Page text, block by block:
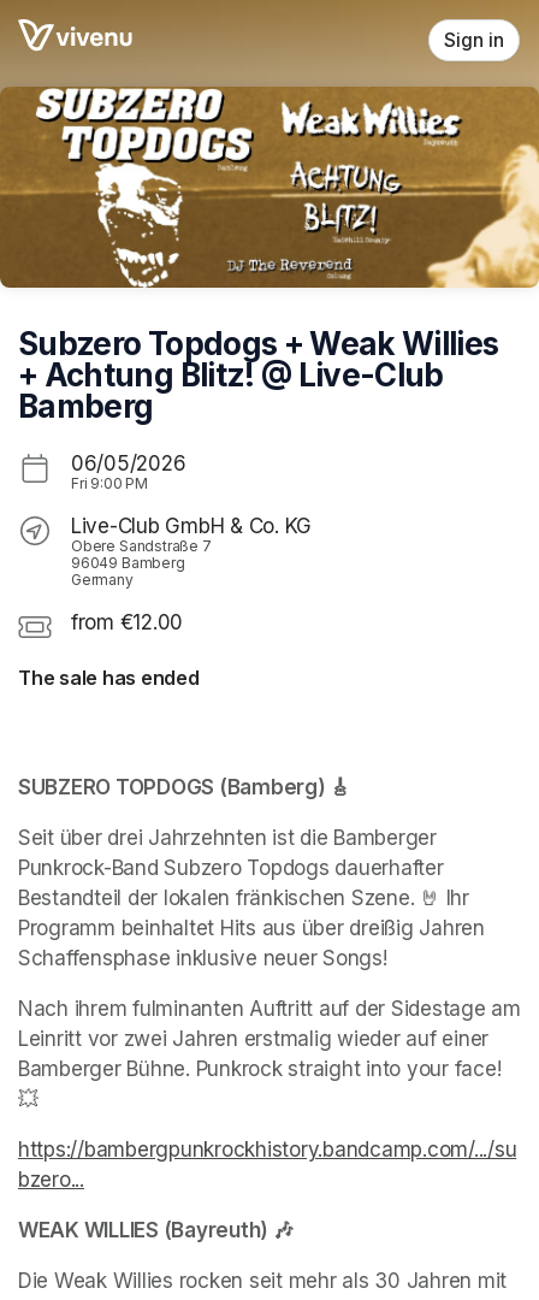
Skip header
Sign in
Subzero Topdogs + Weak Willies
+ Achtung Blitz! @ Live-Club
Bamberg
06/05/2026
Fri 9:00 PM
Live-Club GmbH & Co. KG
Obere Sandstraße 7
96049 Bamberg
Germany
from €12.00
The sale has ended
SUBZERO TOPDOGS (Bamberg) 🎸
Seit über drei Jahrzehnten ist die Bamberger
Punkrock-Band Subzero Topdogs dauerhafter
Bestandteil der lokalen fränkischen Szene. 🤘 Ihr
Programm beinhaltet Hits aus über dreißig Jahren
Schaffensphase inklusive neuer Songs!
Nach ihrem fulminanten Auftritt auf der Sidestage am
Leinritt vor zwei Jahren erstmalig wieder auf einer
Bamberger Bühne. Punkrock straight into your face!
💥
https://bambergpunkrockhistory.bandcamp.com/.../su
bzero...
WEAK WILLIES (Bayreuth) 🎶
Die Weak Willies rocken seit mehr als 30 Jahren mit